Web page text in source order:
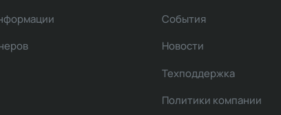
События
Новости
Техподдержка
Политики компании